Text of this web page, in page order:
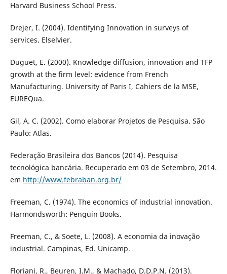
Harvard Business School Press.
Drejer, I. (2004). Identifying Innovation in surveys of
services. Elselvier.
Duguet, E. (2000). Knowledge diffusion, innovation and TFP
growth at the firm level: evidence from French
Manufacturing. University of Paris I, Cahiers de la MSE,
EUREQua.
Gil, A. C. (2002). Como elaborar Projetos de Pesquisa. São
Paulo: Atlas.
Federação Brasileira dos Bancos (2014). Pesquisa
tecnológica bancária. Recuperado em 03 de Setembro, 2014.
em http://www.febraban.org.br/
Freeman, C. (1974). The economics of industrial innovation.
Harmondsworth: Penguin Books.
Freeman, C., & Soete, L. (2008). A economia da inovação
industrial. Campinas, Ed. Unicamp.
Floriani, R., Beuren, I.M., & Machado, D.D.P.N. (2013).